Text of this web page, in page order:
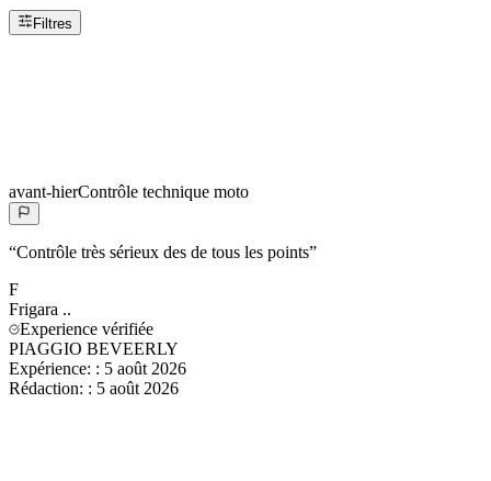
Filtres
avant-hierContrôle technique moto
“Contrôle très sérieux des de tous les points”
F
Frigara ..
Experience vérifiée
PIAGGIO BEVEERLY
Expérience: : 5 août 2026
Rédaction: : 5 août 2026